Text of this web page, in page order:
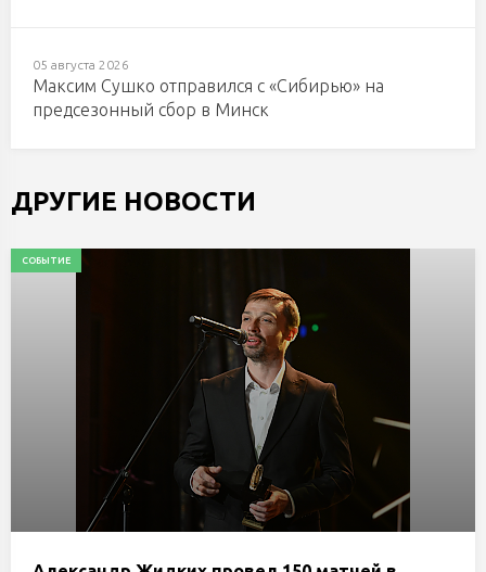
05 августа 2026
Максим Сушко отправился с «Сибирью» на
предсезонный сбор в Минск
ДРУГИЕ НОВОСТИ
СОБЫТИЕ